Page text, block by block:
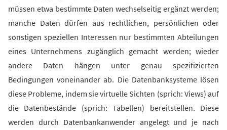
müssen etwa bestimmte Daten wechselseitig ergänzt werden;
manche Daten dürfen aus rechtlichen, persönlichen oder
sonstigen speziellen Interessen nur bestimmten Abteilungen
eines Unternehmens zugänglich gemacht werden; wieder
andere Daten hängen unter genau spezifizierten
Bedingungen voneinander ab. Die Datenbanksysteme lösen
diese Probleme, indem sie virtuelle Sichten (sprich: Views) auf
die Datenbestände (sprich: Tabellen) bereitstellen. Diese
werden durch Datenbankanwender angelegt und je nach